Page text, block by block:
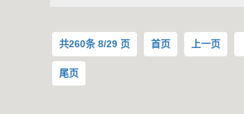
共260条 8/29 页 首页 上一页
尾页